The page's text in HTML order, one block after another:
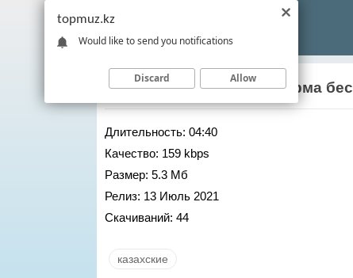
Нурлан Онербаев– Жиырма бес
Длительность: 04:40
Качество: 159 kbps
Размер: 5.3 Мб
Релиз: 13 Июль 2021
Скачиваний: 44
казахские
topmuz.kz
Would like to send you notifications
Discard Allow